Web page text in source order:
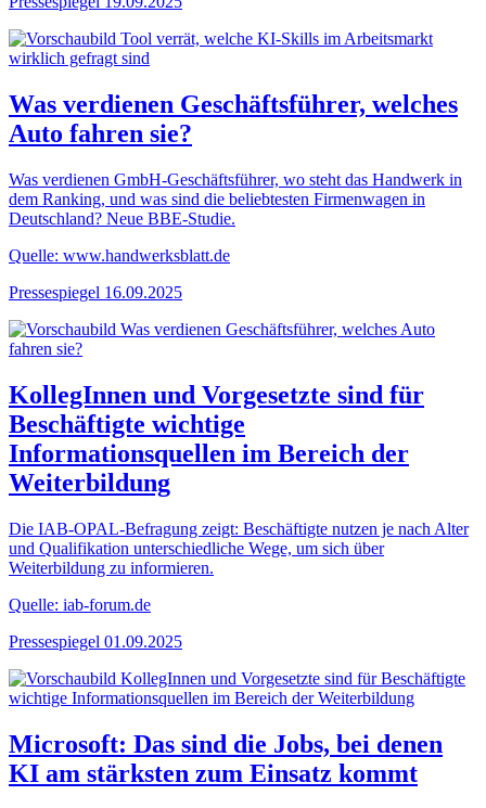
Was verdienen Geschäftsführer, welches
Auto fahren sie?
Was verdienen GmbH-Geschäftsführer, wo steht das Handwerk in
dem Ranking, und was sind die beliebtesten Firmenwagen in
Deutschland? Neue BBE-Studie.
Quelle: www.handwerksblatt.de
Pressespiegel 16.09.2025
KollegInnen und Vorgesetzte sind für
Beschäftigte wichtige
Informationsquellen im Bereich der
Weiterbildung
Die IAB-OPAL-Befragung zeigt: Beschäftigte nutzen je nach Alter
und Qualifikation unterschiedliche Wege, um sich über
Weiterbildung zu informieren.
Quelle: iab-forum.de
Pressespiegel 01.09.2025
Microsoft: Das sind die Jobs, bei denen
KI am stärksten zum Einsatz kommt